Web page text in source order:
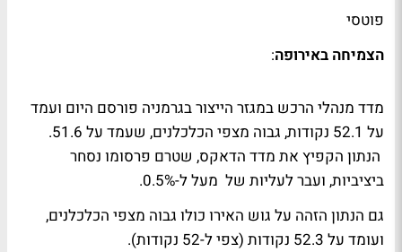
פוטסי
הצמיחה באירופה:
מדד מנהלי הרכש במגזר הייצור בגרמניה פורסם היום ועמד
על 52.1 נקודות, גבוה מצפי הכלכלנים, שעמד על 51.6.
הנתון הקפיץ את מדד הדאקס, שטרם פרסומו נסחר
ביציביות, ועבר לעליות של מעל ל-0.5%.
גם הנתון הזהה על גוש האירו כולו גבוה מצפי הכלכלנים,
ועומד על 52.3 נקודות (צפי ל-52 נקודות).